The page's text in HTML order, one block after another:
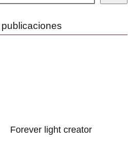
Forever light creator